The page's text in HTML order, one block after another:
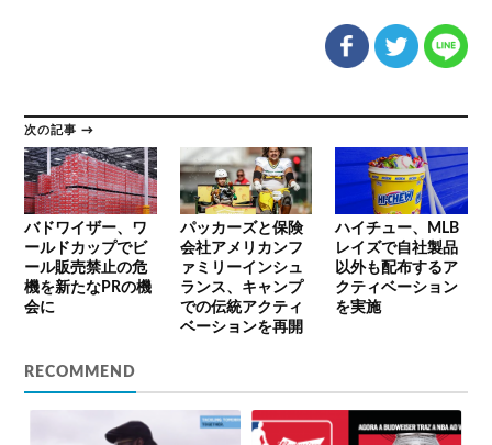
次の記事 →
バドワイザー、ワ
ールドカップでビ
ール販売禁止の危
機を新たなPRの機
会に
パッカーズと保険
会社アメリカンフ
ァミリーインシュ
ランス、キャンプ
での伝統アクティ
ベーションを再開
ハイチュー、MLB
レイズで自社製品
以外も配布するア
クティベーション
を実施
RECOMMEND